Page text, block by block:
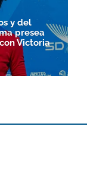
y del
presea
Victoria